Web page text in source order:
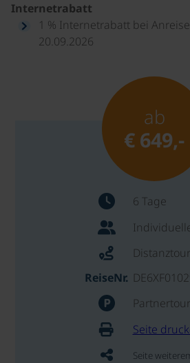
Internetrabatt
1 % Internetrabatt bei
20.09.2026
ab
€ 649,-
6 Tage
Distanztour
ReiseNr.
Partnertour
Seite
Seite